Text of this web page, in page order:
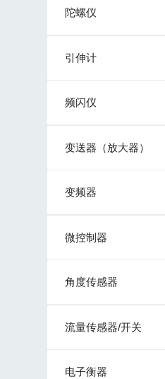
陀螺仪
引伸计
频闪仪
变送器（放大器）
变频器
微控制器
角度传感器
流量传感器/开关
电子衡器